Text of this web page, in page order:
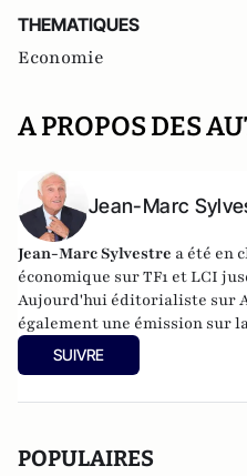
THEMATIQUES
Economie
A PROPOS DES
Jean-Marc
Jean-Marc Sylvestre a été en
économique sur TF1 et LCI
Aujourd'hui éditorialiste sur
également une émission sur
SUIVRE
POPULAIRES